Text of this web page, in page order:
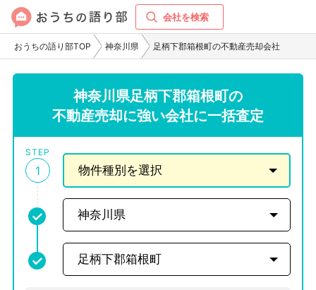
会社を検索
おうちの語り部TOP 神奈川県 足柄下郡箱根町の不動産売却会社
神奈川県足柄下郡箱根町の
不動産売却に強い会社に一括査定
STEP
1